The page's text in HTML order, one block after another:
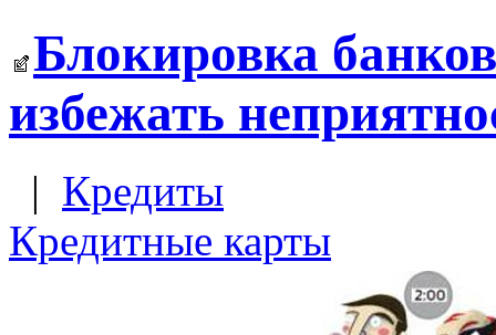
Блокировка
избежать
| Кредиты
Кредитные карты